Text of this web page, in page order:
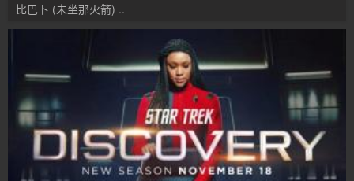
比巴卜 (未坐那火箭) ..